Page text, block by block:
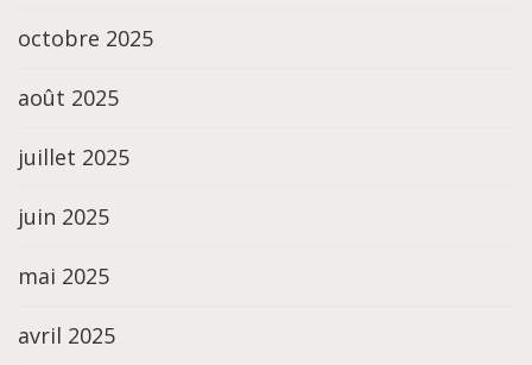
octobre 2025
août 2025
juillet 2025
juin 2025
mai 2025
avril 2025